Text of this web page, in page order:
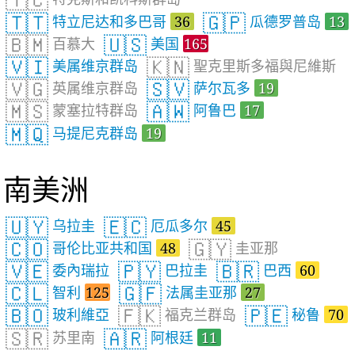
🇹🇹 特立尼达和多巴哥 36 🇬🇵 瓜德罗普岛 13
🇧🇲 百慕大 🇺🇸 美国 165
🇻🇮 美属维京群岛 🇰🇳 聖克里斯多福與尼維斯
🇻🇬 英属维京群岛 🇸🇻 萨尔瓦多 19
🇲🇸 蒙塞拉特群岛 🇦🇼 阿鲁巴 17
🇲🇶 马提尼克群岛 19
南美洲
🇺🇾 乌拉圭 🇪🇨 厄瓜多尔 45
🇨🇴 哥伦比亚共和国 48 🇬🇾 圭亚那
🇻🇪 委內瑞拉 🇵🇾 巴拉圭 🇧🇷 巴西 60
🇨🇱 智利 125 🇬🇫 法属圭亚那 27
🇧🇴 玻利維亞 🇫🇰 福克兰群岛 🇵🇪 秘鲁 70
🇸🇷 苏里南 🇦🇷 阿根廷 11